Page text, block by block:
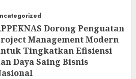
Dorong Penguatan
Management Modern
Tingkatkan Efisiensi
Daya Saing Bisnis